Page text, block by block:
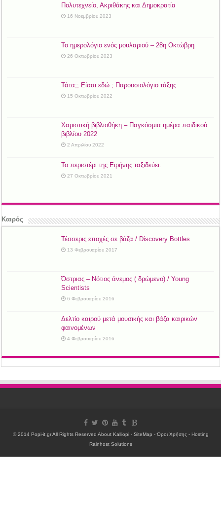
Πολυτεχνείο, Ακριθάκης και Δημοκρατία
16 Νοεμβρίου 2023
Το ημερολόγιο ενός μουλαριού – 28η Οκτώβρη
26 Οκτωβρίου 2023
Τάτα;; Είσαι εδώ ; Παρουσιολόγιο τάξης
15 Οκτωβρίου 2022
Χαριστική βιβλιοθήκη – Παγκόσμια ημέρα παιδικού
βιβλίου 2022
2 Απριλίου 2022
Το περιστέρι της Ειρήνης ταξιδεύει.
27 Οκτωβρίου 2021
Καιρός
Τέσσερις εποχές σε βάζα / Discovery Bottles
13 Φεβρουαρίου 2017
Όστριας – Νότιος άνεμος ( δρώμενο) / Young
Scientists
6 Φεβρουαρίου 2016
Δελτίο καιρού μετά μουσικής και βάζα καιρικών
φαινομένων
4 Φεβρουαρίου 2016
© 2014 Popi-it.gr All Rights Reserved About Kalliopi- SiteMap -Όροι Χρήσης - Hosting
Rainhost Solutions